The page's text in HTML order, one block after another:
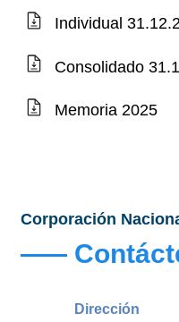
Individual
Consolidado
Memoria 2025
Corporación
Dirección